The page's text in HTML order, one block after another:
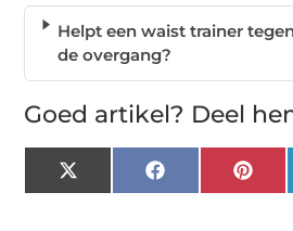
Helpt een waist trainer
de overgang?
Goed artikel? Deel
X
(Twitter)
Facebook